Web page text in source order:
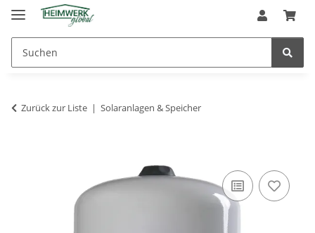
Zurück zur Liste Solaranlagen & Speicher